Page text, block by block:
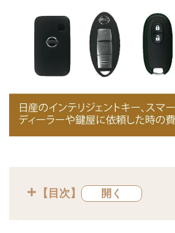
【目次】